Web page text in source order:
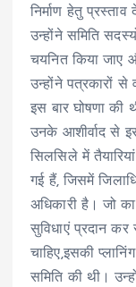
निर्माण हेतु प्रस्ताव
उन्होंने समिति
चयनित किया जाए
उन्होंने पत्रकारों से
इस बार घोषणा की
उनके आशीर्वाद से
सिलसिले में
गई हैं, जिसमें
अधिकारी है। जो
सुविधाएं प्रदान
चाहिए,इसकी
समिति की थी।